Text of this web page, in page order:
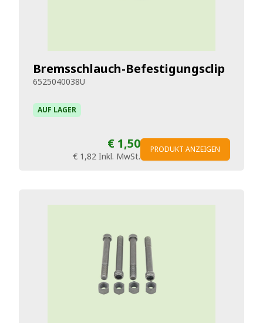
Bremsschlauch-Befestigungsclip
6525040038U
AUF LAGER
€ 1,50
€ 1,82 Inkl. MwSt.
PRODUKT ANZEIGEN